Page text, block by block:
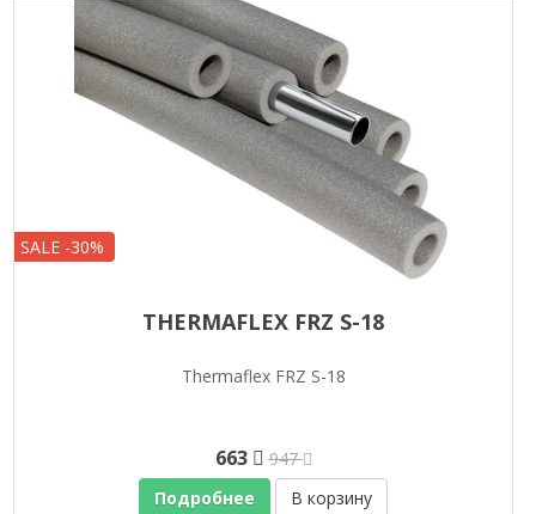
SALE -30%
THERMAFLEX FRZ S-18
Thermaflex FRZ S-18
663
947
Подробнее
В корзину